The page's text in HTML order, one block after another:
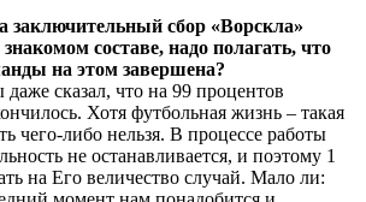
заключительный сбор «Ворскла»
составе, надо полагать, что
на этом завершена?
сказал, что на 99 процентов
Хотя футбольная жизнь – такая
чего-либо нельзя. В процессе работы
не останавливается, и поэтому 1
на Его величество случай. Мало ли: